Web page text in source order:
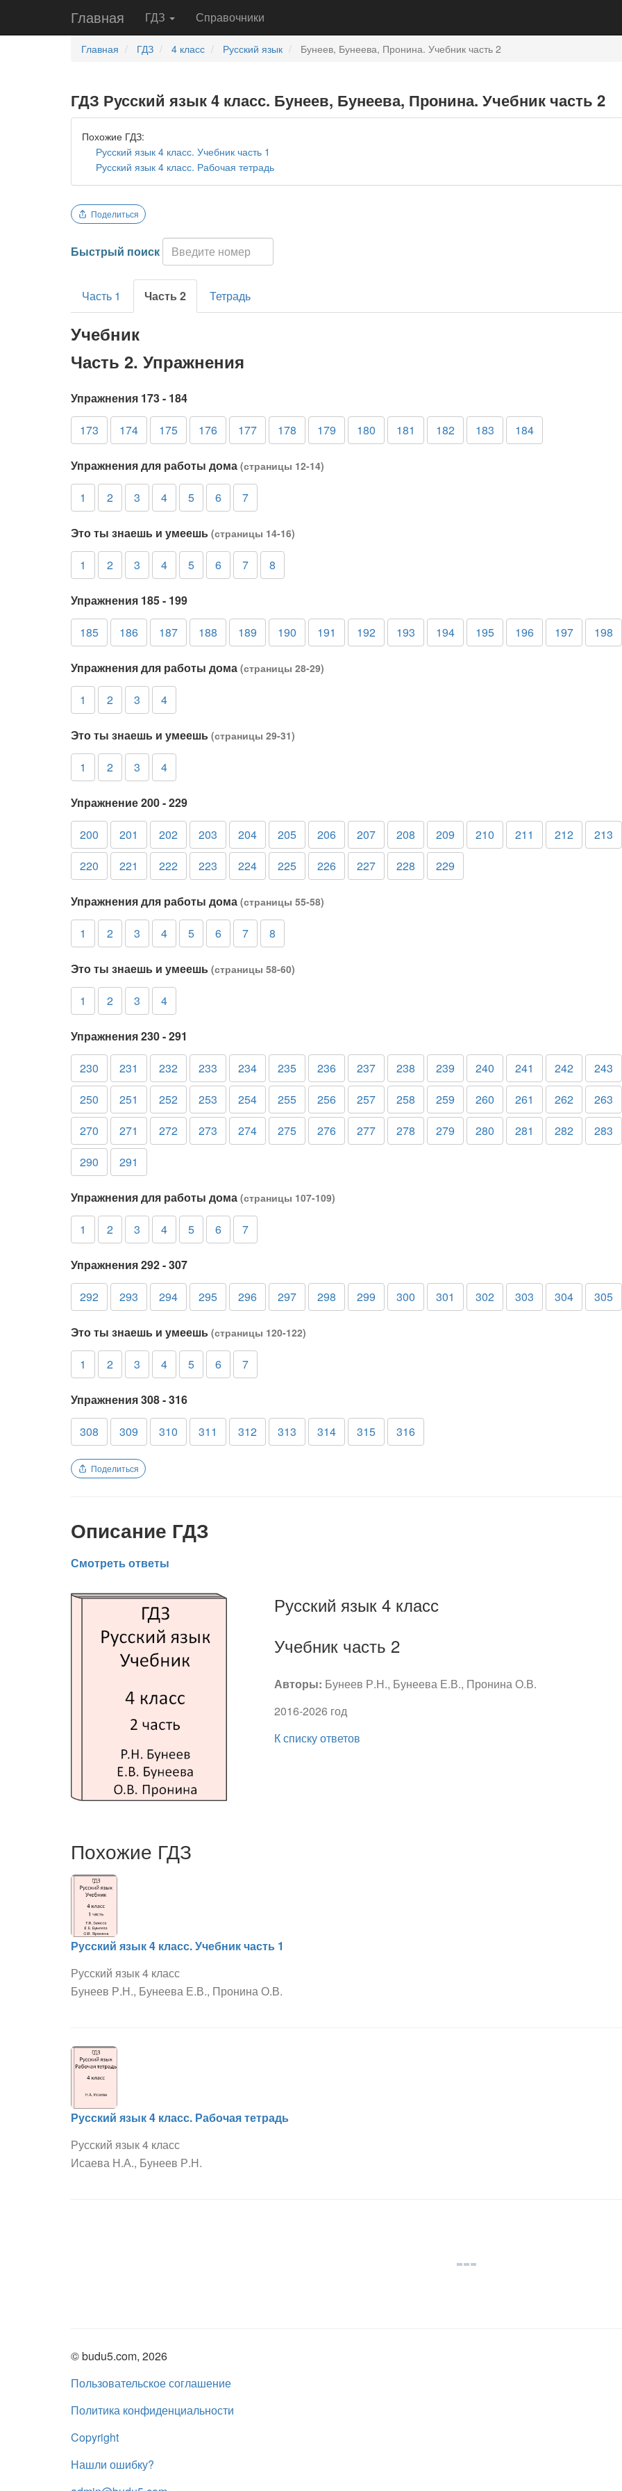
Главная ГДЗ Справочники
Главная ГДЗ 4 класс Русский язык Бунеев, Бунеева, Пронина. Учебник часть 2
ГДЗ Русский язык 4 класс. Бунеев, Бунеева, Пронина. Учебник часть 2
Похожие ГДЗ:
Русский язык 4 класс. Учебник часть 1
Русский язык 4 класс. Рабочая тетрадь
Поделиться
Быстрый поиск
Часть 1 Часть 2 Тетрадь
Учебник
Часть 2. Упражнения
Упражнения 173 - 184
173
174 175 176 177 178 179 180 181 182 183 184
Упражнения для работы дома (страницы 12-14)
1 2 3 4 5 6 7
Это ты знаешь и умеешь (страницы 14-16)
1 2 3 4 5 6 7 8
Упражнения 185 - 199
185
186 187 188 189 190 191 192 193 194 195 196 197 198
Упражнения для работы дома (страницы 28-29)
1 2 3 4
Это ты знаешь и умеешь (страницы 29-31)
1 2 3 4
Упражнение 200 - 229
200
201 202 203 204 205 206 207 208 209 210 211 212 213
220
221 222 223 224 225 226 227 228 229
Упражнения для работы дома (страницы 55-58)
1 2 3 4 5 6 7 8
Это ты знаешь и умеешь (страницы 58-60)
1 2 3 4
Упражнения 230 - 291
230
231 232 233 234 235 236 237 238 239 240 241 242 243
250
251 252 253 254 255 256 257 258 259 260 261 262 263
270
271 272 273 274 275 276 277 278 279 280 281 282 283
290
291
Упражнения для работы дома (страницы 107-109)
1 2 3 4 5 6 7
Упражнения 292 - 307
292
293 294 295 296 297 298 299 300 301 302 303 304 305
Это ты знаешь и умеешь (страницы 120-122)
1 2 3 4 5 6 7
Упражнения 308 - 316
308
309 310 311 312 313 314 315 316
Поделиться
Описание ГДЗ
Смотреть ответы
Русский язык 4 класс
Учебник часть 2
Авторы: Бунеев Р.Н., Бунеева Е.В., Пронина О.В.
2016-2026 год
К списку ответов
Похожие ГДЗ
Русский язык 4 класс. Учебник часть 1
Русский язык 4 класс
Бунеев Р.Н., Бунеева Е.В., Пронина О.В.
Русский язык 4 класс. Рабочая тетрадь
Русский язык 4 класс
Исаева Н.А., Бунеев Р.Н.
© budu5.com, 2026
Пользовательское соглашение
Политика конфиденциальности
Copyright
Нашли ошибку?